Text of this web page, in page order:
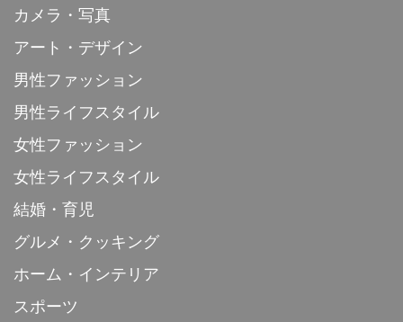
カメラ・写真
アート・デザイン
男性ファッション
男性ライフスタイル
女性ファッション
女性ライフスタイル
結婚・育児
グルメ・クッキング
ホーム・インテリア
スポーツ